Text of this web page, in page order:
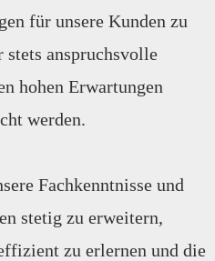
für unsere Kunden zu
anspruchsvolle
hohen Erwartungen
werden.
Fachkenntnisse und
stetig zu erweitern,
zu erlernen und die